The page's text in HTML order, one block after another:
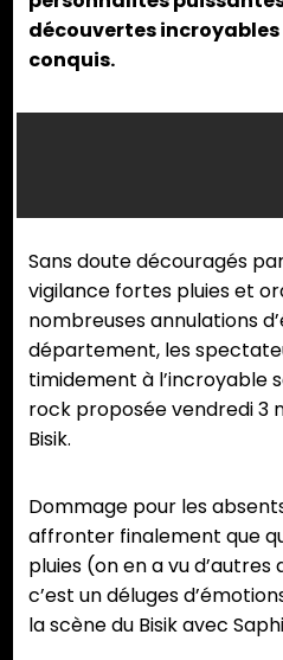
découvertes
conquis.
Sans doute découragés
vigilance fortes pluies et
nombreuses annulations
département, les
timidement à l’incroyable
rock proposée vendredi 3
Bisik.
Dommage pour les
affronter finalement que
pluies (on en a vu d’autres
c’est un déluges
la scène du Bisik avec